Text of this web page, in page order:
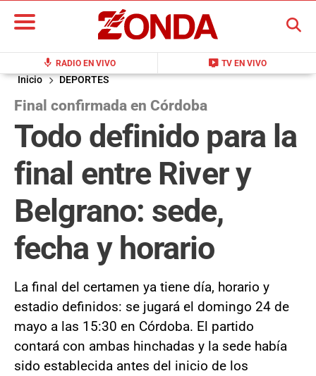
mic RADIO EN VIVO live_tv TV EN VIVO
BUSCAR
Inicio DEPORTES
Final confirmada en Córdoba
Todo definido para la
final entre River y
Belgrano: sede,
fecha y horario
La final del certamen ya tiene día, horario y
estadio definidos: se jugará el domingo 24 de
mayo a las 15:30 en Córdoba. El partido
contará con ambas hinchadas y la sede había
sido establecida antes del inicio de los